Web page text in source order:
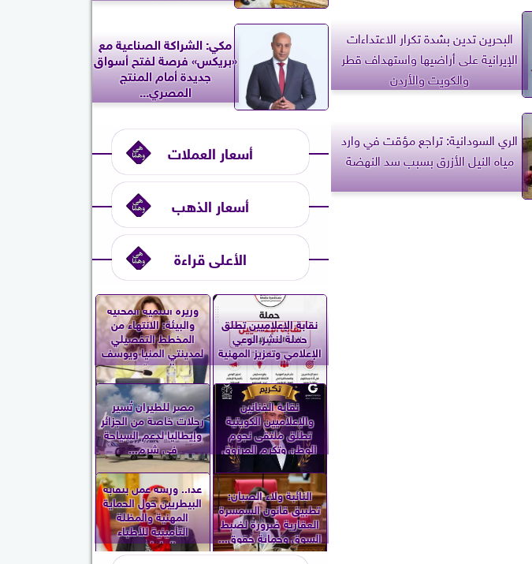
البحرين تدين بشدة تكرار الاعتداءات
الإيرانية على أراضيها واستهداف قطر
والكويت والأردن
الري السودانية: تراجع مؤقت في وارد
مياه النيل الأزرق بسبب سد النهضة
مكي: الشراكة الصناعية مع
«بريكس» فرصة لفتح أسواق
جديدة أمام المنتج
المصري...
أسعار العملات
أسعار الذهب
الأعلى قراءة
نقابة الإعلاميين تطلق
حملة لنشر الوعي
الإعلامي وتعزيز المهنية
وزيرة التنمية المحلية
والبيئة: الانتهاء من
المخطط التفصيلي
لمدينتي المنيا ويوسف
الصديق...
نقابة الفنانين
والإعلاميين الكويتية
تطلق ملتقى نجوم
الوطن وتكرم المرزوق
مصر للطيران تُسير
رحلات خاصة من الجزائر
وإيطاليا لدعم السياحة
في شرم...
النائبة ولاء الصبان:
تطبيق قانون السمسرة
العقارية ضرورة لضبط
السوق وحماية حقوق...
غدا.. ورشة عمل بنقابة
البيطريين حول الحماية
المهنية والمظلة
التأمينية للأطباء
العاملين...